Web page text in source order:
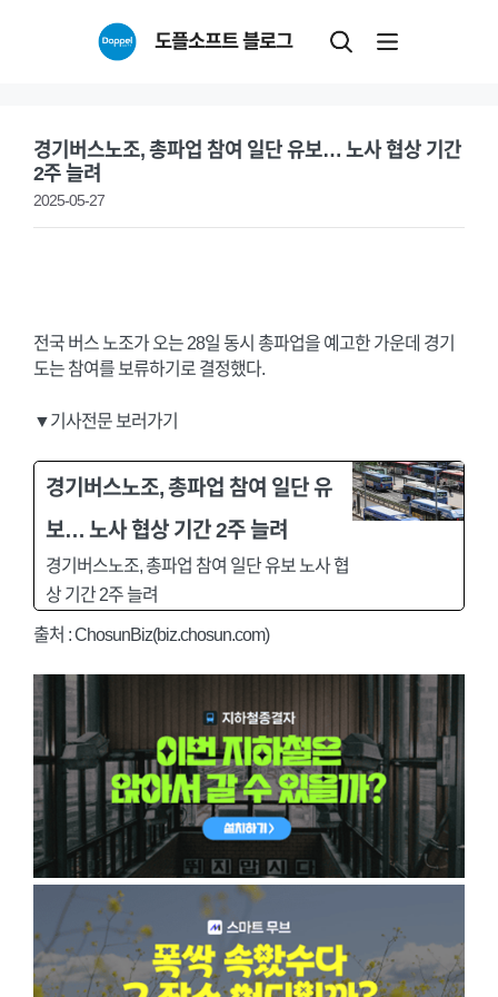
도플소프트 블로그
경기버스노조, 총파업 참여 일단 유보… 노사 협상 기간
2주 늘려
2025-05-27
전국 버스 노조가 오는 28일 동시 총파업을 예고한 가운데 경기
도는 참여를 보류하기로 결정했다.
▼기사전문 보러가기
경기버스노조, 총파업 참여 일단 유
보… 노사 협상 기간 2주 늘려
경기버스노조, 총파업 참여 일단 유보 노사 협
상 기간 2주 늘려
출처 : ChosunBiz(biz.chosun.com)